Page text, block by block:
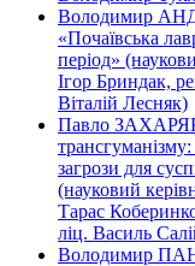
Володимир
«Почаївська
період»
Ігор Бриндак,
Віталій Лесняк)
Павло
загрози для
(науковий
Тарас
ліц. Василь
Володимир